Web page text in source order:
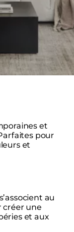
et
pour
et
au
créer une
et aux